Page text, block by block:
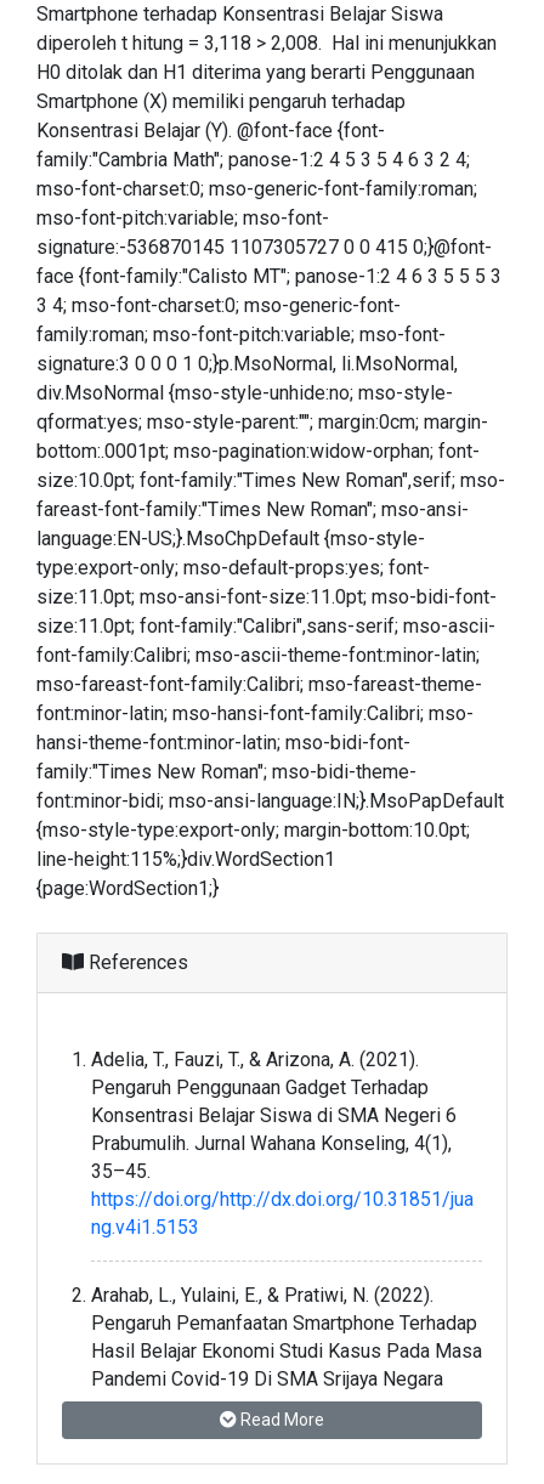
Smartphone terhadap Konsentrasi Belajar Siswa
diperoleh t hitung = 3,118 > 2,008. Hal ini menunjukkan
H0 ditolak dan H1 diterima yang berarti Penggunaan
Smartphone (X) memiliki pengaruh terhadap
Konsentrasi Belajar (Y). @font-face {font-
family:"Cambria Math"; panose-1:2 4 5 3 5 4 6 3 2 4;
mso-font-charset:0; mso-generic-font-family:roman;
mso-font-pitch:variable; mso-font-
signature:-536870145 1107305727 0 0 415 0;}@font-
face {font-family:"Calisto MT"; panose-1:2 4 6 3 5 5 5 3
3 4; mso-font-charset:0; mso-generic-font-
family:roman; mso-font-pitch:variable; mso-font-
signature:3 0 0 0 1 0;}p.MsoNormal, li.MsoNormal,
div.MsoNormal {mso-style-unhide:no; mso-style-
qformat:yes; mso-style-parent:""; margin:0cm; margin-
bottom:.0001pt; mso-pagination:widow-orphan; font-
size:10.0pt; font-family:"Times New Roman",serif; mso-
fareast-font-family:"Times New Roman"; mso-ansi-
language:EN-US;}.MsoChpDefault {mso-style-
type:export-only; mso-default-props:yes; font-
size:11.0pt; mso-ansi-font-size:11.0pt; mso-bidi-font-
size:11.0pt; font-family:"Calibri",sans-serif; mso-ascii-
font-family:Calibri; mso-ascii-theme-font:minor-latin;
mso-fareast-font-family:Calibri; mso-fareast-theme-
font:minor-latin; mso-hansi-font-family:Calibri; mso-
hansi-theme-font:minor-latin; mso-bidi-font-
family:"Times New Roman"; mso-bidi-theme-
font:minor-bidi; mso-ansi-language:IN;}.MsoPapDefault
{mso-style-type:export-only; margin-bottom:10.0pt;
line-height:115%;}div.WordSection1
{page:WordSection1;}
References
Adelia, T., Fauzi, T., & Arizona, A. (2021).
Pengaruh Penggunaan Gadget Terhadap
Konsentrasi Belajar Siswa di SMA Negeri 6
Prabumulih. Jurnal Wahana Konseling, 4(1),
35–45.
https://doi.org/http://dx.doi.org/10.31851/jua
ng.v4i1.5153
Arahab, L., Yulaini, E., & Pratiwi, N. (2022).
Pengaruh Pemanfaatan Smartphone Terhadap
Hasil Belajar Ekonomi Studi Kasus Pada Masa
Pandemi Covid-19 Di SMA Srijaya Negara
Palembang. Jurnal Simki Economic, 5(2), 135–
145.https://jiped.org/index.php/JSE
Read More